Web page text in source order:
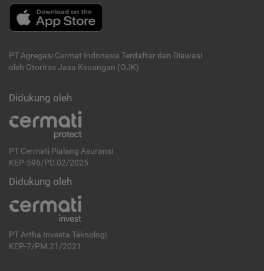
PT Agregasi Cermat Indonesia Terdaftar dan Diawasi
oleh Otoritas Jasa Keuangan (OJK)
Didukung oleh
PT Cermati Pialang Asuransi
KEP-596/PD.02/2025
Didukung oleh
PT Artha Investa Teknologi
KEP-7/PM.21/2021